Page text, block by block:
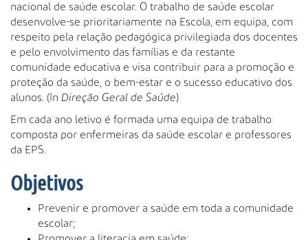
n
ç
a
d
a
…
nacional de saúde escolar. O trabalho de saúde escolar
desenvolve-se prioritariamente na Escola, em equipa, com
respeito pela relação pedagógica privilegiada dos docentes
e pelo envolvimento das famílias e da restante
comunidade educativa e visa contribuir para a promoção e
proteção da saúde, o bem-estar e o sucesso educativo dos
alunos. (In Direção Geral de Saúde)
Em cada ano letivo é formada uma equipa de trabalho
composta por enfermeiras da saúde escolar e professores
da EPS.
Objetivos
Prevenir e promover a saúde em toda a comunidade
escolar;